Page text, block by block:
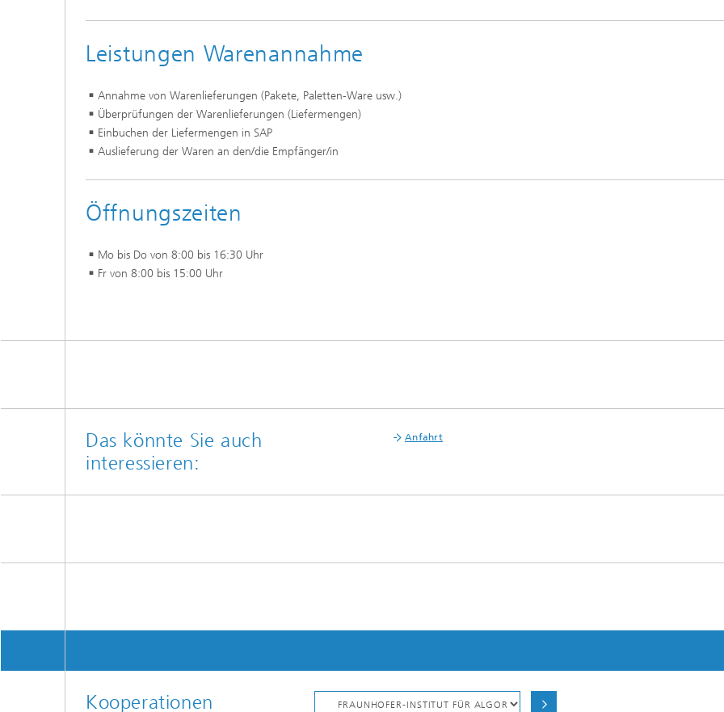
Leistungen Warenannahme
Annahme von Warenlieferungen (Pakete, Paletten-Ware usw.)
Überprüfungen der Warenlieferungen (Liefermengen)
Einbuchen der Liefermengen in SAP
Auslieferung der Waren an den/die Empfänger/in
Öffnungszeiten
Mo bis Do von 8:00 bis 16:30 Uhr
Fr von 8:00 bis 15:00 Uhr
Das könnte Sie auch
interessieren:
Anfahrt
Kooperationen